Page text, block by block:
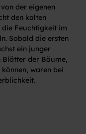
der eigenen
den kalten
Feuchtigkeit im
Sobald die ersten
ein junger
Blätter der Bäume,
waren bei